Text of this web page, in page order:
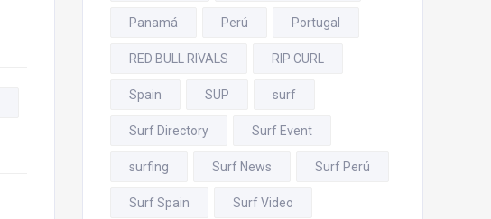
Panamá Perú Portugal
RED BULL RIVALS RIP CURL
Spain SUP surf
Surf Directory Surf Event
surfing Surf News Surf Perú
Surf Spain Surf Video